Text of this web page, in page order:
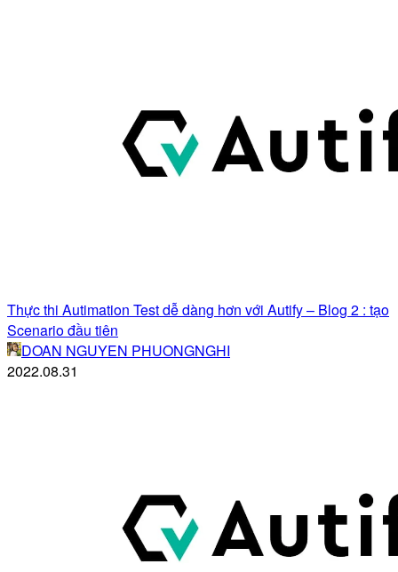
Thực thi Autimation Test dễ dàng hơn với Autify – Blog 2 : tạo
Scenario đầu tiên
DOAN NGUYEN PHUONGNGHI
2022.08.31